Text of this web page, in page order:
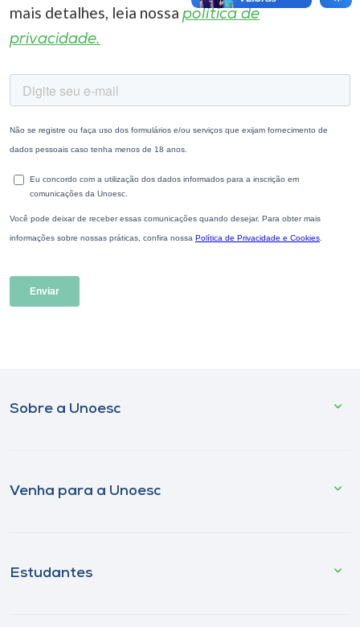
mais detalhes, leia nossa política de
privacidade.
Sobre a Unoesc
Venha para a Unoesc
Estudantes